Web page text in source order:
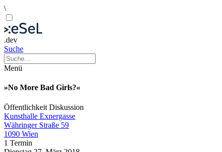
\
.dev
Suche
Menü
»No More Bad Girls?«
Öffentlichkeit Diskussion
Kunsthalle Exnergasse
Währinger Straße 59
1090 Wien
1 Termin